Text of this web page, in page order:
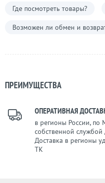
Где посмотреть товары?
Возможен ли обмен и
ПРЕИМУЩЕСТВА
ОПЕРАТИВНАЯ
в регионы России,
собственной службой
Доставка в регионы
ТК